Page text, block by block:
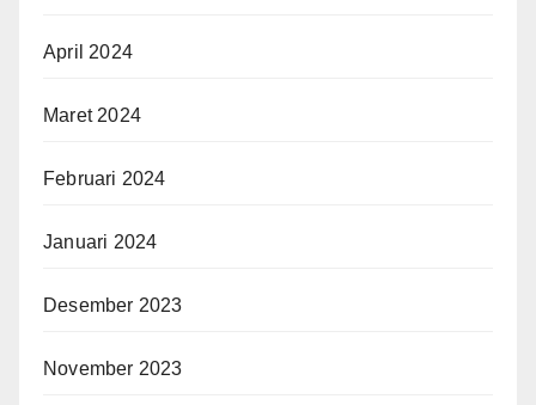
April 2024
Maret 2024
Februari 2024
Januari 2024
Desember 2023
November 2023